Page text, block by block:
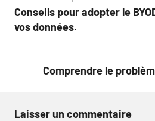
de
Conseils pour adopter le
vos données.
Comprendre le
Laisser un commentaire